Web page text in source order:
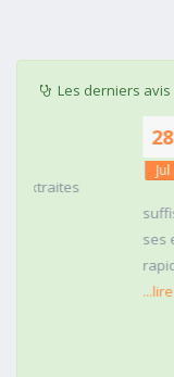
Les derniers
Avis
Un
suffisamment
ses